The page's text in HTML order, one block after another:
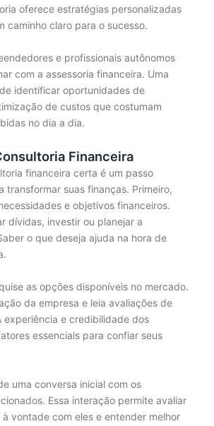
oferece estratégias personalizadas
caminho claro para o sucesso.
e profissionais autônomos
com a assessoria financeira. Uma
identificar oportunidades de
de custos que costumam
no dia a dia.
Financeira
financeira certa é um passo
transformar suas finanças. Primeiro,
e objetivos financeiros.
dívidas, investir ou planejar a
o que deseja ajuda na hora de
as opções disponíveis no mercado.
da empresa e leia avaliações de
experiência e credibilidade dos
essenciais para confiar seus
uma conversa inicial com os
Essa interação permite avaliar
vontade com eles e entender melhor